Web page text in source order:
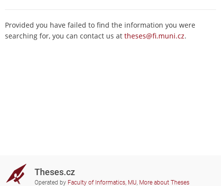
Provided you have failed to find the information you were
searching for, you can contact us at theses@fi.muni.cz.
Theses.cz
Operated by Faculty of Informatics, MU, More about Theses